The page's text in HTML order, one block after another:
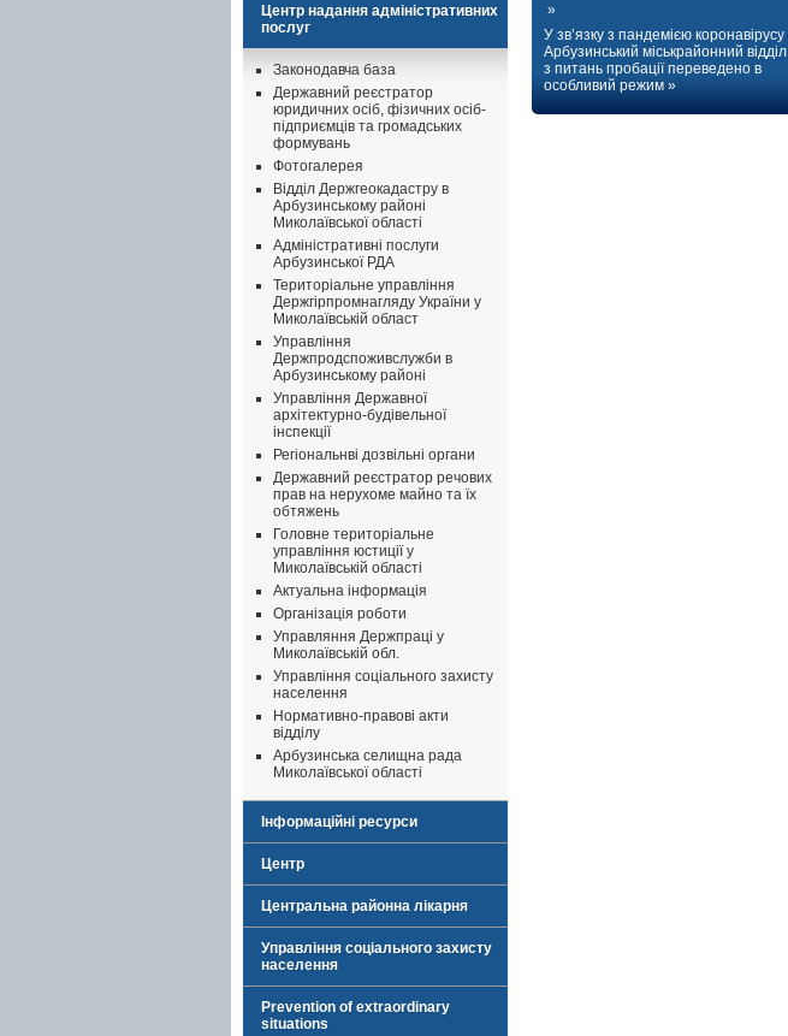
Центр надання адміністративних
послуг
Законодавча база
Державний реєстратор
юридичних осіб, фізичних осіб-
підприємців та громадських
формувань
Фотогалерея
Відділ Держгеокадастру в
Арбузинському районі
Миколаївської області
Адміністративні послуги
Арбузинської РДА
Територіальне управління
Держгірпромнагляду України у
Миколаївській област
Управління
Держпродспоживслужби в
Арбузинському районі
Управління Державної
архітектурно-будівельної
інспекції
Регіональнві дозвільні органи
Державний реєстратор речових
прав на нерухоме майно та їх
обтяжень
Головне територіальне
управління юстиції у
Миколаївській області
Актуальна інформація
Організація роботи
Управляння Держпраці у
Миколаївській обл.
Управління соціального захисту
населення
Нормативно-правові акти
відділу
Арбузинська селищна рада
Миколаївської області
Інформаційні ресурси
Центр
Центральна районна лікарня
Управління соціального захисту
населення
Prevention of extraordinary
situations
»
У зв’язку з пандемією коронавірусу
Арбузинський міськрайонний відділ
з питань пробації переведено в
особливий режим »